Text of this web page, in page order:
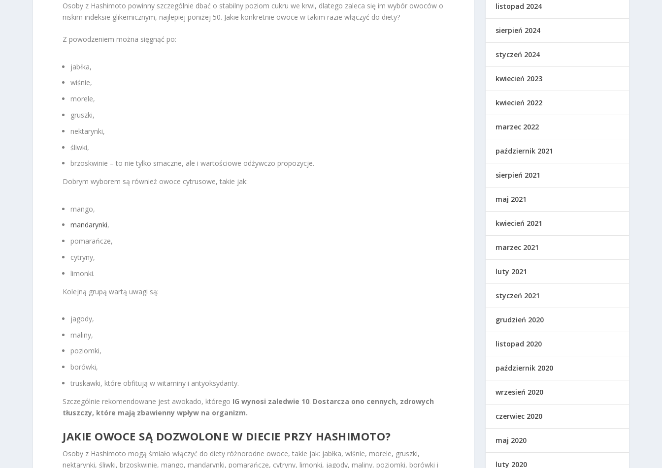
Osoby z Hashimoto powinny szczególnie dbać o stabilny poziom cukru we krwi, dlatego zaleca się im wybór owoców o
niskim indeksie glikemicznym, najlepiej poniżej 50. Jakie konkretnie owoce w takim razie włączyć do diety?
Z powodzeniem można sięgnąć po:
jabłka,
wiśnie,
morele,
gruszki,
nektarynki,
śliwki,
brzoskwinie – to nie tylko smaczne, ale i wartościowe odżywczo propozycje.
Dobrym wyborem są również owoce cytrusowe, takie jak:
mango,
mandarynki,
pomarańcze,
cytryny,
limonki.
Kolejną grupą wartą uwagi są:
jagody,
maliny,
poziomki,
borówki,
truskawki, które obfitują w witaminy i antyoksydanty.
Szczególnie rekomendowane jest awokado, którego IG wynosi zaledwie 10. Dostarcza ono cennych, zdrowych
tłuszczy, które mają zbawienny wpływ na organizm.
JAKIE OWOCE SĄ DOZWOLONE W DIECIE PRZY HASHIMOTO?
Osoby z Hashimoto mogą śmiało włączyć do diety różnorodne owoce, takie jak: jabłka, wiśnie, morele, gruszki,
nektarynki, śliwki, brzoskwinie, mango, mandarynki, pomarańcze, cytryny, limonki, jagody, maliny, poziomki, borówki i
listopad 2024
sierpień 2024
styczeń 2024
kwiecień 2023
kwiecień 2022
marzec 2022
październik 2021
sierpień 2021
maj 2021
kwiecień 2021
marzec 2021
luty 2021
styczeń 2021
grudzień 2020
listopad 2020
październik 2020
wrzesień 2020
czerwiec 2020
maj 2020
luty 2020